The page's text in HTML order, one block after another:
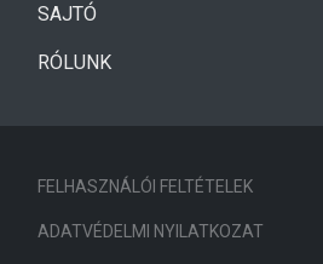
SAJTÓ
RÓLUNK
FELHASZNÁLÓI FELTÉTELEK
ADATVÉDELMI NYILATKOZAT